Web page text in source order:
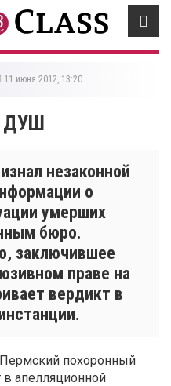
11 июня 2012, 13:20
ДУШ
незаконной
о
умерших
бюро.
заключившее
праве на
вердикт в
похоронный
апелляционной